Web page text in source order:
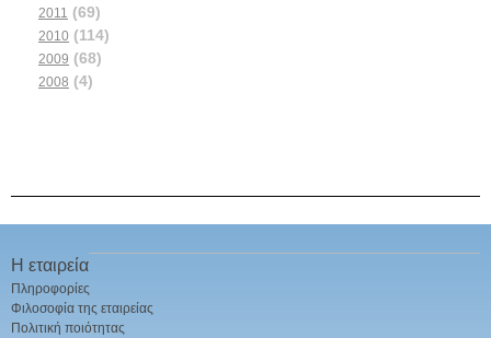
2011 (69)
2010 (114)
2009 (68)
2008 (4)
Η εταιρεία
Πληροφορίες
Φιλοσοφία της εταιρείας
Πολιτική ποιότητας